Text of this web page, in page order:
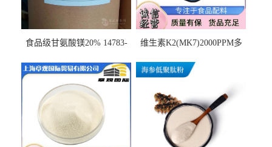
食品级甘氨酸镁20% 14783-
饮料 20%
维生素K2(MK7)2000PPM多
应